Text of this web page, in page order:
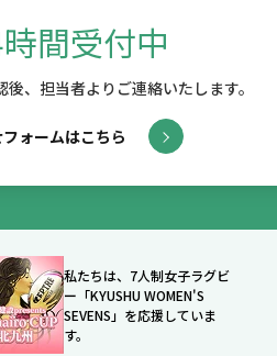
間受付中
、 担当者よりご連絡いたします。
ォームはこちら
私たちは、7人制女子ラグビ
ー「KYUSHU WOMEN'S
SEVENS」を応援していま
す。